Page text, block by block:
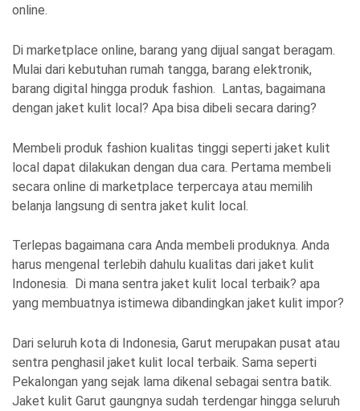
online.
Di marketplace online, barang yang dijual sangat beragam.
Mulai dari kebutuhan rumah tangga, barang elektronik,
barang digital hingga produk fashion. Lantas, bagaimana
dengan jaket kulit local? Apa bisa dibeli secara daring?
Membeli produk fashion kualitas tinggi seperti jaket kulit
local dapat dilakukan dengan dua cara. Pertama membeli
secara online di marketplace terpercaya atau memilih
belanja langsung di sentra jaket kulit local.
Terlepas bagaimana cara Anda membeli produknya. Anda
harus mengenal terlebih dahulu kualitas dari jaket kulit
Indonesia. Di mana sentra jaket kulit local terbaik? apa
yang membuatnya istimewa dibandingkan jaket kulit impor?
Dari seluruh kota di Indonesia, Garut merupakan pusat atau
sentra penghasil jaket kulit local terbaik. Sama seperti
Pekalongan yang sejak lama dikenal sebagai sentra batik.
Jaket kulit Garut gaungnya sudah terdengar hingga seluruh